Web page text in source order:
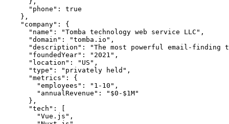
      "phone": true
    },
    "company": {
      "name": "Tomba technology web service LLC",
      "domain": "tomba.io",
"description": "The most powerful email-finding
      "foundedYear": "2021",
      "location": "US",
      "type": "privately held",
      "metrics": {
        "employees": "1-10",
        "annualRevenue": "$0-$1M"
      },
      "tech": [
        "Vue.js",